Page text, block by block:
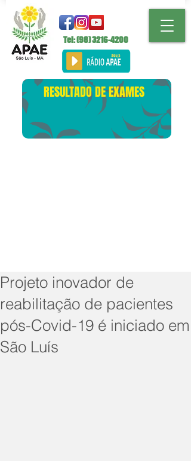
Tel: (98)3216-4200
RESULTADO DE EXAMES
Projeto inovador de
reabilitação de pacientes
pós-Covid-19 é iniciado em
São Luís